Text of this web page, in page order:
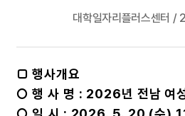
대학일자리플러스센터
□ 행사개요
○ 행 사 명 : 2026년 전남 여